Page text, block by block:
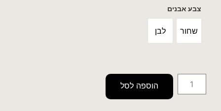
צבע אבנים
שחור לבן
הוספה לסל